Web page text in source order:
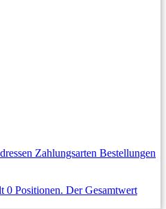
Zahlungsarten Bestellungen
0 Positionen. Der Gesamtwert